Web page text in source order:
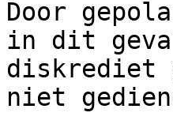
Door
in dit
diskrediet
niet